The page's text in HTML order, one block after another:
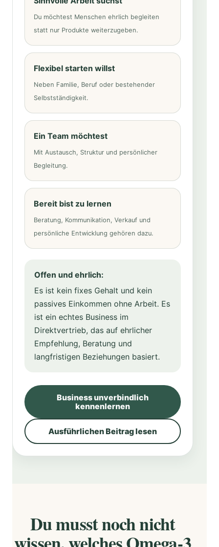
Du möchtest Menschen ehrlich begleiten
statt nur Produkte weiterzugeben.
Flexibel starten willst
Neben Familie, Beruf oder bestehender
Selbstständigkeit.
Ein Team möchtest
Mit Austausch, Struktur und persönlicher
Begleitung.
Bereit bist zu lernen
Beratung, Kommunikation, Verkauf und
persönliche Entwicklung gehören dazu.
Offen und ehrlich:
Es ist kein fixes Gehalt und kein
passives Einkommen ohne Arbeit. Es
ist ein echtes Business im
Direktvertrieb, das auf ehrlicher
Empfehlung, Beratung und
langfristigen Beziehungen basiert.
Business unverbindlich
kennenlernen
Ausführlichen Beitrag lesen
Du musst noch nicht